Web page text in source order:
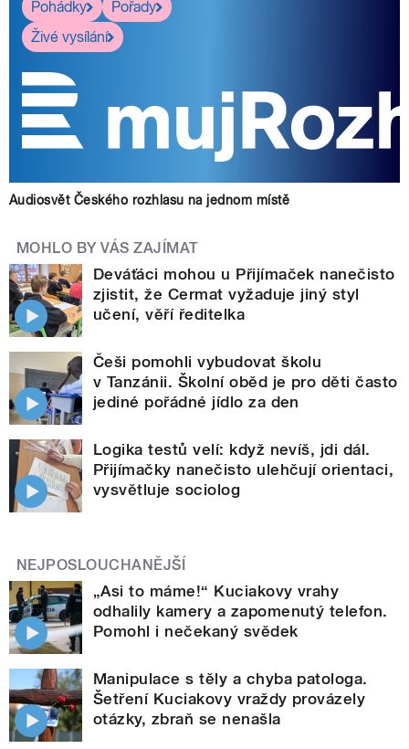
Pohádky
Pořady
Živé vysílání
Audiosvět Českého rozhlasu na jednom místě
MOHLO BY VÁS ZAJÍMAT
Deváťáci mohou u Přijímaček nanečisto
zjistit, že Cermat vyžaduje jiný styl
učení, věří ředitelka
Češi pomohli vybudovat školu
v Tanzánii. Školní oběd je pro děti často
jediné pořádné jídlo za den
Logika testů velí: když nevíš, jdi dál.
Přijímačky nanečisto ulehčují orientaci,
vysvětluje sociolog
NEJPOSLOUCHANĚJŠÍ
„Asi to máme!“ Kuciakovy vrahy
odhalily kamery a zapomenutý telefon.
Pomohl i nečekaný svědek
Manipulace s těly a chyba patologa.
Šetření Kuciakovy vraždy provázely
otázky, zbraň se nenašla